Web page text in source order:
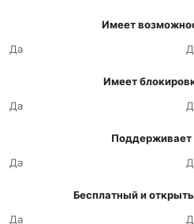
Имеет
Да
Имеет
Да
Да
Бесплатный и
Да